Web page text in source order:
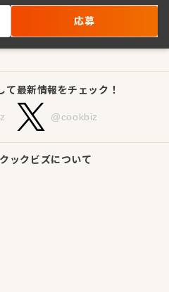
応募
て最新情報をチェック！
@cookbiz
ックビズについて